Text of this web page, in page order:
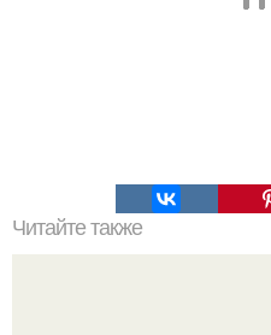
Читайте также